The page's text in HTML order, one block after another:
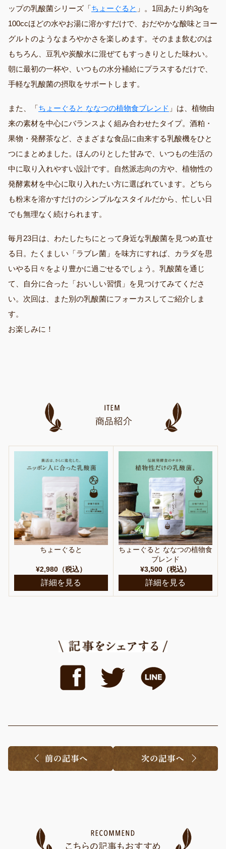
ップの乳酸菌シリーズ「ちょーぐると 」。1回あたり約3gを
100ccほどの水やお湯に溶かすだけで、おだやかな酸味とヨー
グルトのようなまろやかさを楽しめます。そのまま飲むのは
もちろん、豆乳や炭酸水に混ぜてもすっきりとした味わい。
朝に最初の一杯や、いつもの水分補給にプラスするだけで、
手軽な乳酸菌の摂取をサポートします。
また、「ちょーぐると ななつの植物食ブレンド 」は、植物由
来の素材を中心にバランスよく組み合わせたタイプ。酒粕・
果物・発酵茶など、さまざまな食品に由来する乳酸機をひと
つにまとめました。ほんのりとした甘みで、いつもの生活の
中に取り入れやすい設計です。自然派志向の方や、植物性の
発酵素材を中心に取り入れたい方に選ばれています。どちら
も粉末を溶かすだけのシンプルなスタイルだから、忙しい日
でも無理なく続けられます。
毎月23日は、わたしたちにとって身近な乳酸菌を見つめ直せ
る日。たくましい「ラブレ菌」を味方にすれば、カラダを思
いやる日々をより豊かに過ごせるでしょう。乳酸菌を通じ
て、自分に合った「おいしい習慣」を見つけてみてくださ
い。次回は、また別の乳酸菌にフォーカスしてご紹介しま
す。
お楽しみに！
ちょーぐると
¥2,980（税込）
詳細を見る
ちょーぐると ななつの植物食
ブレンド
¥3,500（税込）
詳細を見る